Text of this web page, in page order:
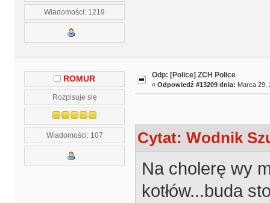
Wiadomości: 1219
ROMUR
Rozpisuje się
Wiadomości: 107
Odp: [Police] ZCH Police
« Odpowiedź #13209 dnia: Marca 29,
Cytat: Wodnik
Na cholerę wy
kotłów...buda